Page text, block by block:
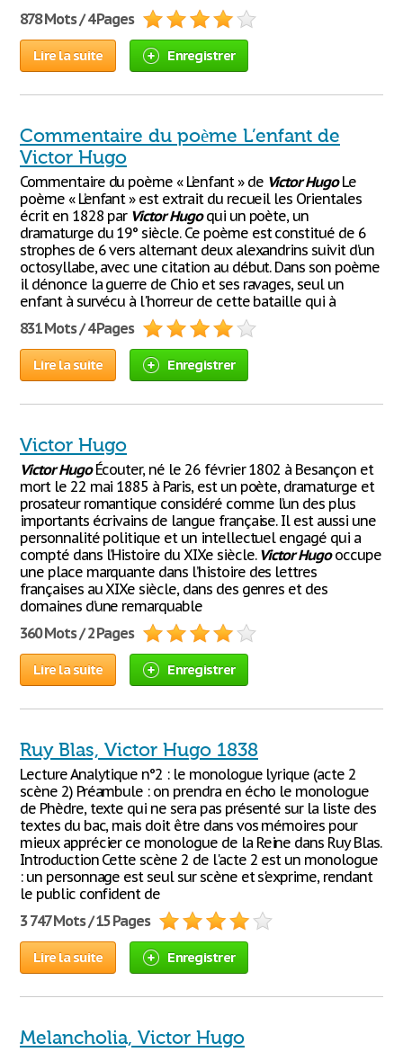
878 Mots / 4 Pages
Lire la suite Enregistrer
Commentaire du poème L’enfant de
Victor Hugo
Commentaire du poème « L’enfant » de Victor HugoLe
poème « L’enfant » est extrait du recueil les Orientales
écrit en 1828 par Victor Hugoqui un poète, un
dramaturge du 19° siècle. Ce poème est constitué de 6
strophes de 6 vers alternant deux alexandrins suivit d’un
octosyllabe, avec une citation au début. Dans son poème
il dénonce la guerre de Chio et ses ravages, seul un
enfant à survécu à l'horreur de cette bataille qui à
831 Mots / 4 Pages
Lire la suite Enregistrer
Victor Hugo
VictorHugoÉcouter, né le 26 février 1802 à Besançon et
mort le 22 mai 1885 à Paris, est un poète, dramaturge et
prosateur romantique considéré comme l’un des plus
importants écrivains de langue française. Il est aussi une
personnalité politique et un intellectuel engagé qui a
compté dans l’Histoire du XIXe siècle. Victor Hugooccupe
une place marquante dans l’histoire des lettres
françaises au XIXe siècle, dans des genres et des
domaines d’une remarquable
360 Mots / 2 Pages
Lire la suite Enregistrer
Ruy Blas, Victor Hugo 1838
Lecture Analytique n°2 : le monologue lyrique (acte 2
scène 2) Préambule : on prendra en écho le monologue
de Phèdre, texte qui ne sera pas présenté sur la liste des
textes du bac, mais doit être dans vos mémoires pour
mieux apprécier ce monologue de la Reine dans Ruy Blas.
Introduction Cette scène 2 de l'acte 2 est un monologue
: un personnage est seul sur scène et s'exprime, rendant
le public confident de
3 747 Mots / 15 Pages
Lire la suite Enregistrer
Melancholia, Victor Hugo